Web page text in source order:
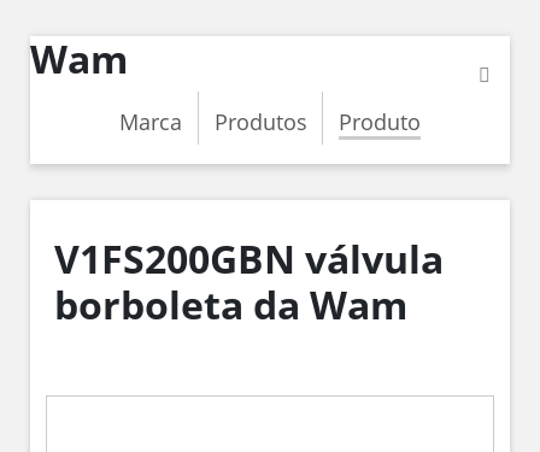
Wam
Marca Produtos Produto
V1FS200GBN válvula
borboleta da Wam